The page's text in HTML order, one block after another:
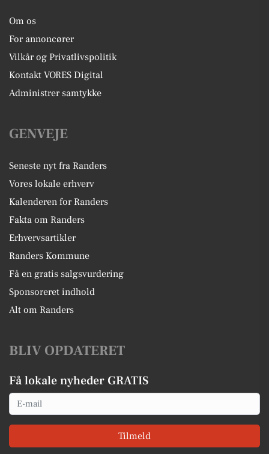
Om os
For annoncører
Vilkår og Privatlivspolitik
Kontakt VORES Digital
Administrer samtykke
GENVEJE
Seneste nyt fra Randers
Vores lokale erhverv
Kalenderen for Randers
Fakta om Randers
Erhvervsartikler
Randers Kommune
Få en gratis salgsvurdering
Sponsoreret indhold
Alt om Randers
BLIV OPDATERET
Få lokale nyheder GRATIS
Email
Tilmeld